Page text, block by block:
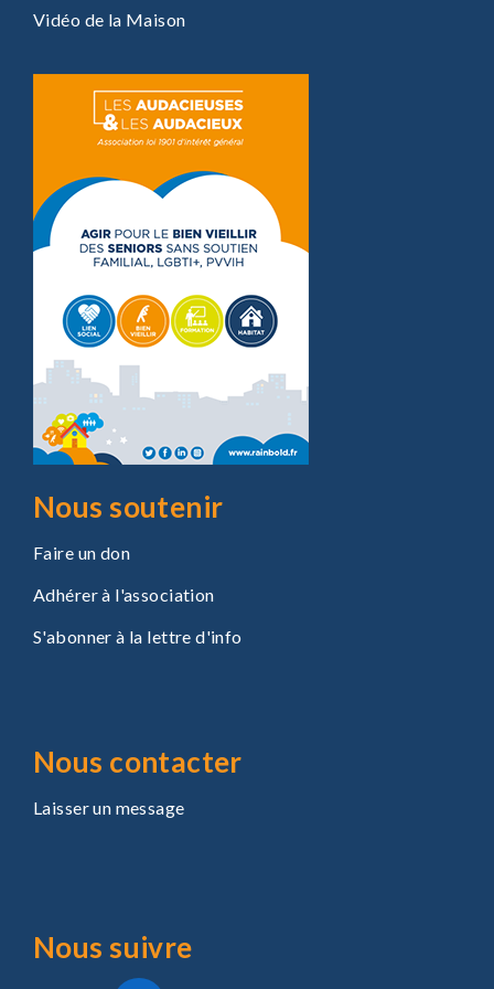
Vidéo de la Maison
Nous soutenir
Faire un don
Adhérer à l'association
S'abonner à la lettre d'info
Nous contacter
Laisser un message
Nous suivre